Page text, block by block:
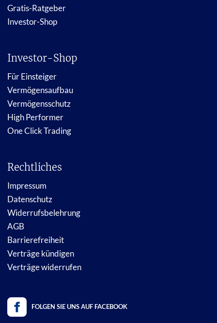
Gratis-Ratgeber
Investor-Shop
Investor-Shop
Für Einsteiger
Vermögensaufbau
Vermögensschutz
High Performer
One Click Trading
Rechtliches
Impressum
Datenschutz
Widerrufsbelehrung
AGB
Barrierefreiheit
Verträge kündigen
Verträge widerrufen
FOLGEN SIE UNS AUF FACEBOOK